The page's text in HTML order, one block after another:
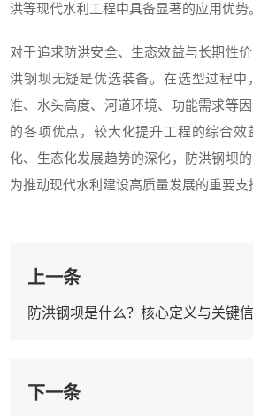
洪等现代水利工程中具备显著的应用优势
对于追求防洪安全、生态效益与长期性
洪钢坝无疑是优选装备。在选型过程中
准、水头高度、河道环境、功能需求等
的各项优点，较大化提升工程的综合效
化、生态化发展趋势的深化，防洪钢坝
为推动现代水利建设高质量发展的重要支
上一条
防洪钢坝是什么？核心定义与关键
下一条